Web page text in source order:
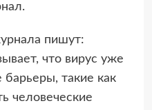
пишут:
что вирус уже
такие как
человеческие